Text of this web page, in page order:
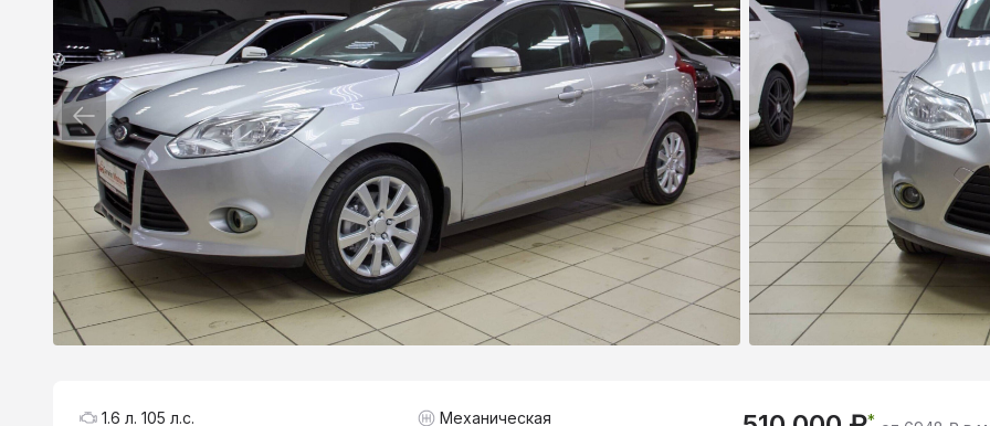
*
1.6 л. 105 л.с.
Механическая